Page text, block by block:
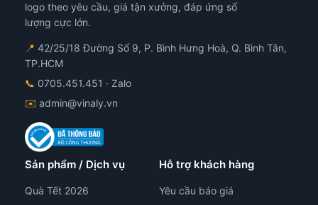
logo theo yêu cầu, giá tận xưởng, đáp ứng số
lượng cực lớn.
📍 42/25/18 Đường Số 9, P. Bình Hưng Hoà, Q. Bình Tân,
TP.HCM
📞 0705.451.451 · Zalo
✉️ admin@vinaly.vn
Sản phẩm / Dịch vụ
Quà Tết 2026
Hỗ trợ khách hàng
Yêu cầu báo giá